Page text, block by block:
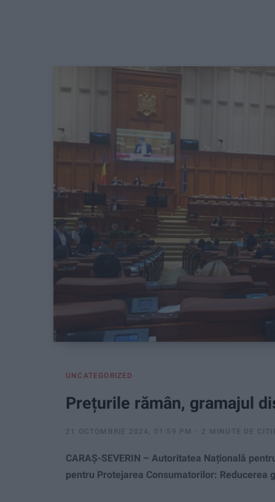
UNCATEGORIZED
Prețurile rămân, gramajul
21 OCTOMBRIE 2024, 01:59 PM 2 MINUTE DE
CARAŞ-SEVERIN – Autoritatea Națională
pentru Protejarea Consumatorilor: